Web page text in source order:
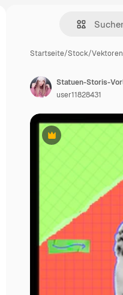
Startseite/Stock/Vektoren
Premium
user11828431